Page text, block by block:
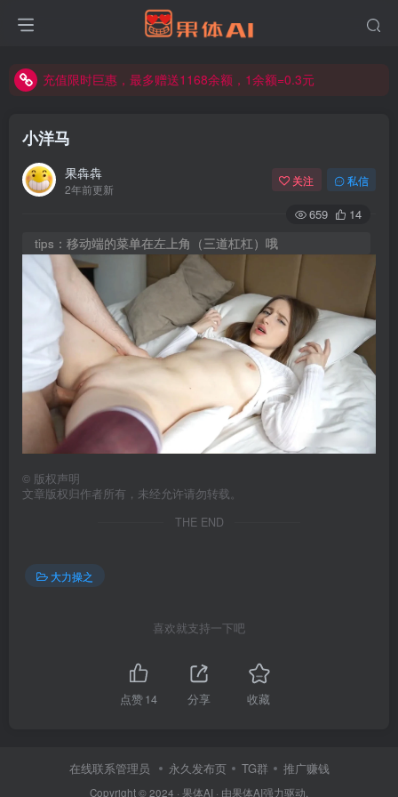
充值限时巨惠，最多赠送1168余额，1余额=0.3元
小洋马
果犇犇
2年前更新
关注 私信
659
14
tips：移动端的菜单在左上角（三道杠杠）哦
© 版权声明
文章版权归作者所有，未经允许请勿转载。
THE END
大力操之
喜欢就支持一下吧
点赞14 分享 收藏
在线联系管理员 永久发布页 TG群 推广赚钱
Copyright © 2024 · 果体AI · 由果体AI强力驱动.